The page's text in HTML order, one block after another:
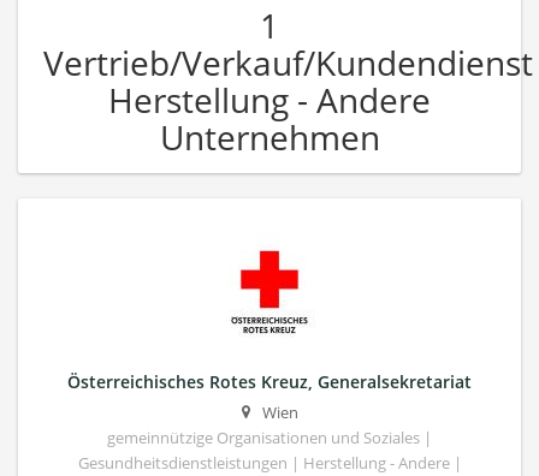
1
Vertrieb/Verkauf/Kundendienst
Herstellung - Andere
Unternehmen
Österreichisches Rotes Kreuz, Generalsekretariat
Wien
gemeinnützige Organisationen und Soziales |
Gesundheitsdienstleistungen | Herstellung - Andere |